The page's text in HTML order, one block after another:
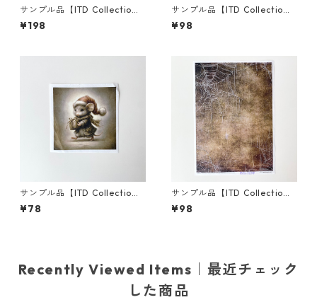
サンプル品【ITD Collectio
n】A3サイズ ライスペーパー
R1642L デコパージュ
¥198
サンプル品【ITD Collectio
n】A4サイズ ライスペーパー
R0390 デコパージュ
¥98
サンプル品【ITD Collectio
n】ミニサイズ ライスペーパー
RSM2131 デコパージュ
¥78
サンプル品【ITD Collectio
n】A4サイズ ライスペーパー
RP0461 デコパージュ
¥98
Recently Viewed Items｜最近チェック
した商品